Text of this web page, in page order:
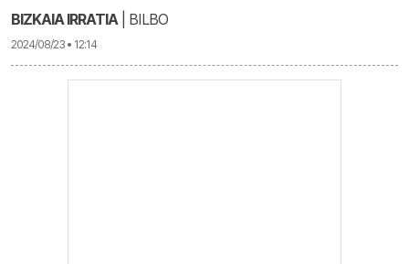
BIZKAIA IRRATIA | BILBO
2024/08/23 • 12:14